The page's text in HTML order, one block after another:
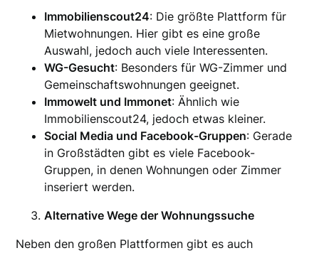
Immobilienscout24: Die größte Plattform für
Mietwohnungen. Hier gibt es eine große
Auswahl, jedoch auch viele Interessenten.
WG-Gesucht: Besonders für WG-Zimmer und
Gemeinschaftswohnungen geeignet.
Immowelt und Immonet: Ähnlich wie
Immobilienscout24, jedoch etwas kleiner.
Social Media und Facebook-Gruppen: Gerade
in Großstädten gibt es viele Facebook-
Gruppen, in denen Wohnungen oder Zimmer
inseriert werden.
Alternative Wege der Wohnungssuche
Neben den großen Plattformen gibt es auch